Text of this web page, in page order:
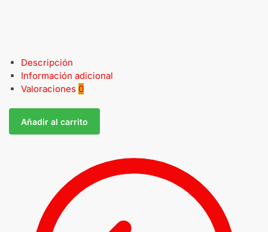
Descripción
Información adicional
Valoraciones 0
Añadir al carrito